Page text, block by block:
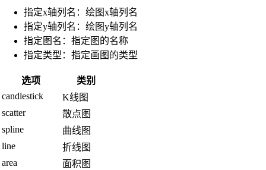
指定x轴列名：绘图x轴列名
指定y轴列名：绘图y轴列名
指定图名：指定图的名称
指定类型：指定画图的类型
选项
类别
candlestick
K线图
scatter
散点图
spline
曲线图
line
折线图
area
面积图